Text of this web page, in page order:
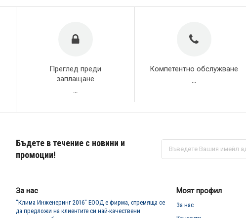
Преглед преди
заплащане
Компетентно обслужване
Бъдете в течение с новини и
промоции!
Абонирай
за
За нас
"Клима Инженеринг 2016" ЕООД е фирма, стремяща се
да предложи на клиентите си най-качествени
Моят профил
За нас